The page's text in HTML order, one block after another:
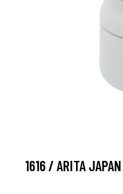
1616 / ARITA